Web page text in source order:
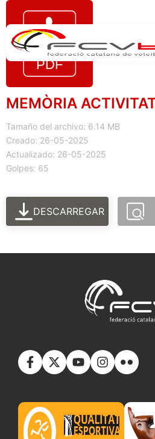
MEMÒRIA
Tamaño del archivo: 6.14 MB
Creado: 26-05-2025
Actualizado: 26-05-2025
Golpes: 65
DESCARREGAR